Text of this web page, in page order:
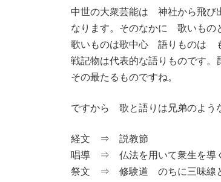
中世の大衆芸能は 神社から飛び
なります。そのなかに 歌いもの
歌いものは歌中心 語りものは
戦記物は代表的な語りものです。
その最たるものですね。
ですから 歌と語りは兄弟のよう
経文 ⇒ 説教節
唱導 ⇒ 仏法を用いて衆生を導
祭文 ⇒ 修験道 のちに三味線と